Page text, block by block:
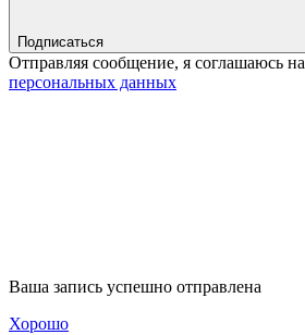
Подписаться
Отправляя сообщение, я соглашаюсь на
персональных данных
Ваша запись успешно отправлена
Хорошо